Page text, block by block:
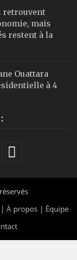
retrouvent
mais
restent à la
Ouattara
à 4
À propos | Équipe